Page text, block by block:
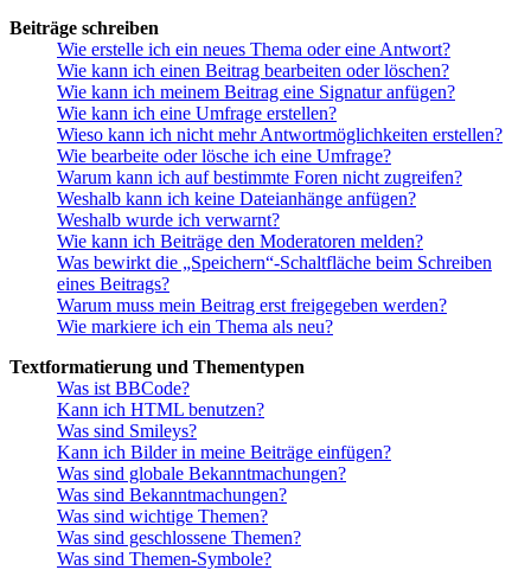
Beiträge schreiben
Wie erstelle ich ein neues Thema oder eine Antwort?
Wie kann ich einen Beitrag bearbeiten oder löschen?
Wie kann ich meinem Beitrag eine Signatur anfügen?
Wie kann ich eine Umfrage erstellen?
Wieso kann ich nicht mehr Antwortmöglichkeiten erstellen?
Wie bearbeite oder lösche ich eine Umfrage?
Warum kann ich auf bestimmte Foren nicht zugreifen?
Weshalb kann ich keine Dateianhänge anfügen?
Weshalb wurde ich verwarnt?
Wie kann ich Beiträge den Moderatoren melden?
Was bewirkt die „Speichern“-Schaltfläche beim Schreiben
eines Beitrags?
Warum muss mein Beitrag erst freigegeben werden?
Wie markiere ich ein Thema als neu?
Textformatierung und Thementypen
Was ist BBCode?
Kann ich HTML benutzen?
Was sind Smileys?
Kann ich Bilder in meine Beiträge einfügen?
Was sind globale Bekanntmachungen?
Was sind Bekanntmachungen?
Was sind wichtige Themen?
Was sind geschlossene Themen?
Was sind Themen-Symbole?